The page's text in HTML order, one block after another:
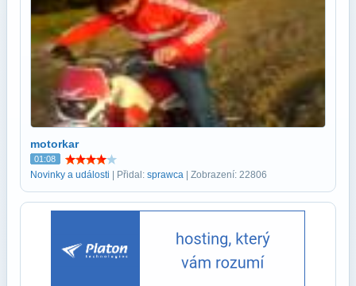
motorkar
01:08
Novinky a události | Přidal: sprawca | Zobrazení: 22806